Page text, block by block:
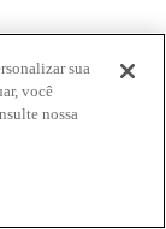
sua
você
nossa